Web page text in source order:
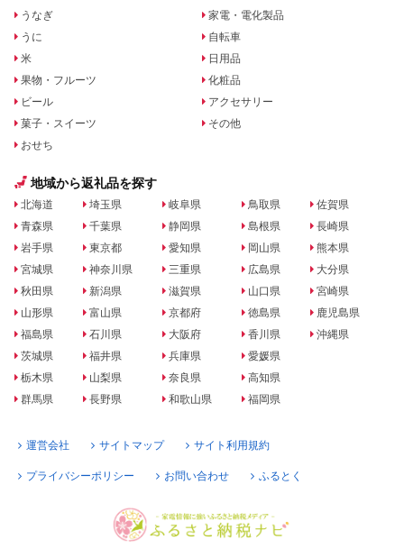
うなぎ
うに
米
果物・フルーツ
ビール
菓子・スイーツ
おせち
家電・電化製品
自転車
日用品
化粧品
アクセサリー
その他
地域から返礼品を探す
北海道
青森県
岩手県
宮城県
秋田県
山形県
福島県
茨城県
栃木県
群馬県
埼玉県
千葉県
東京都
神奈川県
新潟県
富山県
石川県
福井県
山梨県
長野県
岐阜県
静岡県
愛知県
三重県
滋賀県
京都府
大阪府
兵庫県
奈良県
和歌山県
鳥取県
島根県
岡山県
広島県
山口県
徳島県
香川県
愛媛県
高知県
福岡県
佐賀県
長崎県
熊本県
大分県
宮崎県
鹿児島県
沖縄県
運営会社 サイトマップ サイト利用規約
プライバシーポリシー お問い合わせ ふるとく